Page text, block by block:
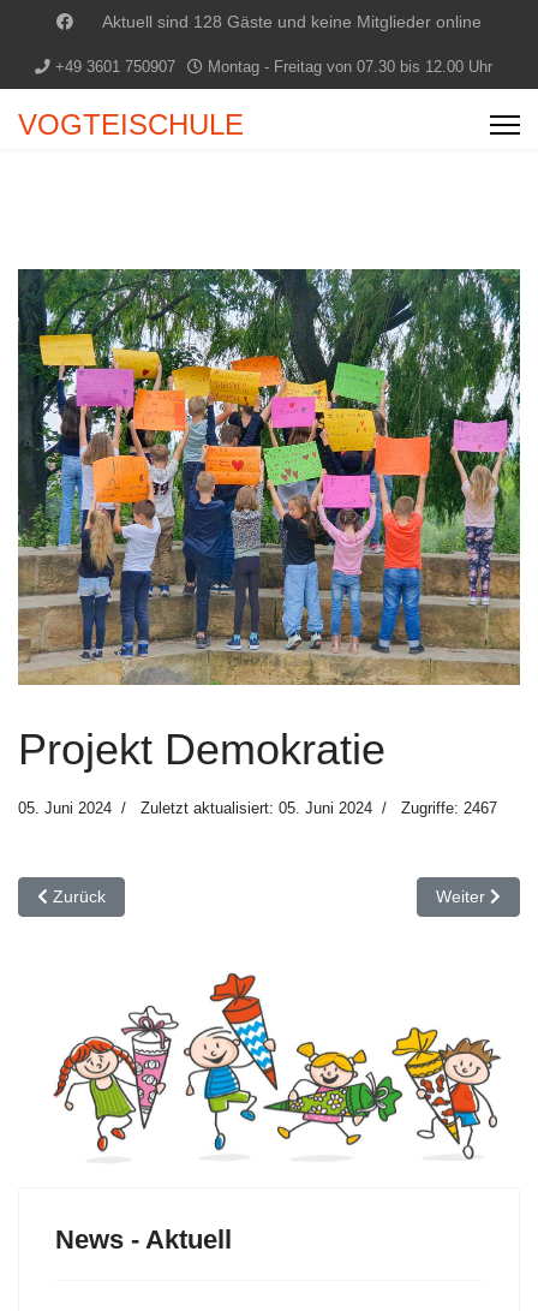
Aktuell sind 128 Gäste und keine Mitglieder online
+49 3601 750907 Montag - Freitag von 07.30 bis 12.00 Uhr
VOGTEISCHULE
Previous Next
Projekt Demokratie
05. Juni 2024 Zuletzt aktualisiert: 05. Juni 2024 Zugriffe: 2467
Vorheriger Beitrag: Altstadtlauf 2024
Zurück Nächster
Weiter
News - Aktuell